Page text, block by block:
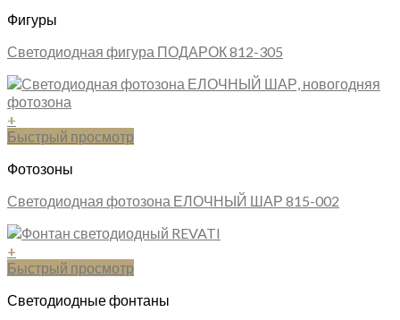
Фигуры
Светодиодная фигура ПОДАРОК 812-305
+
Быстрый просмотр
Фотозоны
Светодиодная фотозона ЕЛОЧНЫЙ ШАР 815-002
+
Быстрый просмотр
Светодиодные фонтаны